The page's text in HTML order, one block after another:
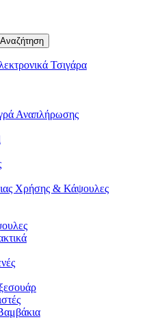
Αναζήτηση
Τσιγάρα
Αναπλήρωσης
Χρήσης & Κάψουλες